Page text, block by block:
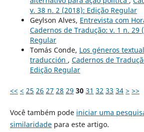
v. 38 n. 2 (2018): Edição Regular
Geylson Alves, Entrevista com
Cadernos de Tradução: v. 1 n. 29
Regular
Tomás Conde, Los géneros
traducción , Cadernos de
Edição Regular
<< < 25 26 27 28 29 30 31 32 33 34 > >>
Você também pode iniciar uma
similaridadepara este artigo.